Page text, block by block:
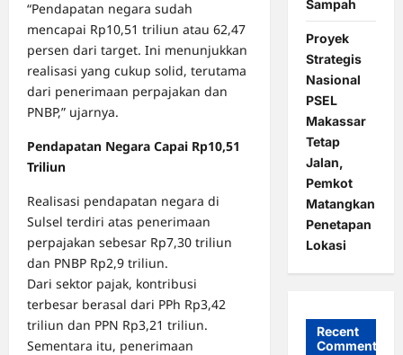
“Pendapatan negara sudah
mencapai Rp10,51 triliun atau 62,47
persen dari target. Ini menunjukkan
realisasi yang cukup solid, terutama
dari penerimaan perpajakan dan
PNBP,” ujarnya.
Pendapatan Negara Capai Rp10,51
Triliun
Realisasi pendapatan negara di
Sulsel terdiri atas penerimaan
perpajakan sebesar Rp7,30 triliun
dan PNBP Rp2,9 triliun.
Dari sektor pajak, kontribusi
terbesar berasal dari PPh Rp3,42
triliun dan PPN Rp3,21 triliun.
Sementara itu, penerimaan
Sampah
Proyek
Strategis
Nasional
PSEL
Makassar
Tetap
Jalan,
Pemkot
Matangkan
Penetapan
Lokasi
Recent
Comments